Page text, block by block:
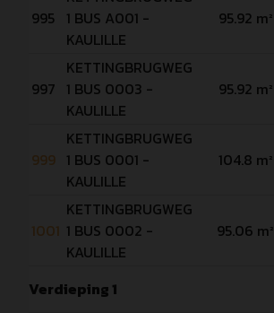
995 1 BUS A001 -
KAULILLE
95.92 m²
997
KETTINGBRUGWEG
1 BUS 0003 -
KAULILLE
95.92 m²
999
KETTINGBRUGWEG
1 BUS 0001 -
KAULILLE
104.8 m²
1001
KETTINGBRUGWEG
1 BUS 0002 -
KAULILLE
95.06 m²
Verdieping 1